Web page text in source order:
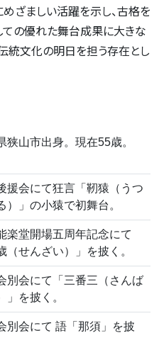
ざましい活躍を示し、古格を
の優れた舞台成果に大きな
統文化の明日を担う存在とし
狭山市出身。現在55歳。
援会にて狂言「靭猿（うつ
）」の小猿で初舞台。
楽堂開場五周年記念にて
（せんざい）」を披く。
別会にて「三番三（さんば
」を披く。
別会にて 語「那須」を披